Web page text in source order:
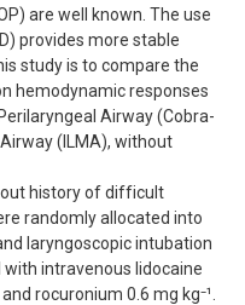
are well known. The use
provides more stable
study is to compare the
hemodynamic responses
Airway (Cobra-
(ILMA), without
history of difficult
randomly allocated into
laryngoscopic intubation
with intravenous lidocaine
rocuronium 0.6 mg kg⁻¹.